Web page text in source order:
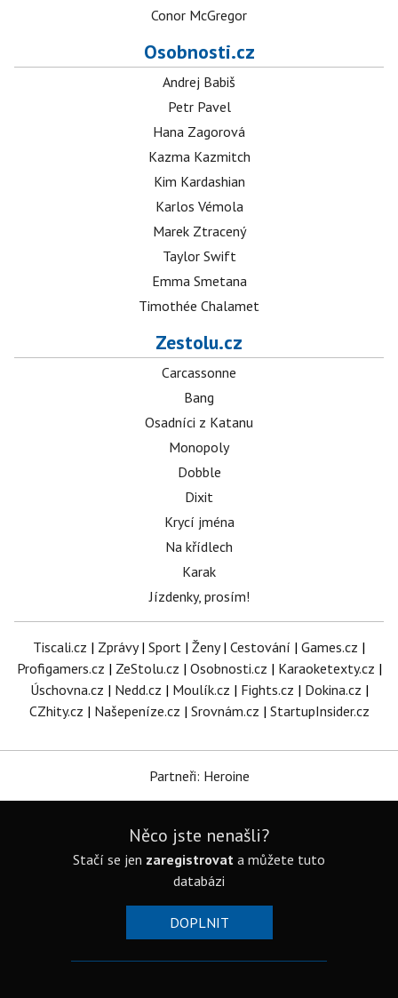
Conor McGregor
Osobnosti.cz
Andrej Babiš
Petr Pavel
Hana Zagorová
Kazma Kazmitch
Kim Kardashian
Karlos Vémola
Marek Ztracený
Taylor Swift
Emma Smetana
Timothée Chalamet
Zestolu.cz
Carcassonne
Bang
Osadníci z Katanu
Monopoly
Dobble
Dixit
Krycí jména
Na křídlech
Karak
Jízdenky, prosím!
Tiscali.cz | Zprávy| Sport | Ženy| Cestování | Games.cz |
Profigamers.cz | ZeStolu.cz | Osobnosti.cz | Karaoketexty.cz |
Úschovna.cz | Nedd.cz | Moulík.cz | Fights.cz | Dokina.cz |
CZhity.cz | Našepeníze.cz | Srovnám.cz | StartupInsider.cz
Partneři: Heroine
Něco jste nenašli?
Stačí se jen zaregistrovat a můžete tuto
databázi
DOPLNIT